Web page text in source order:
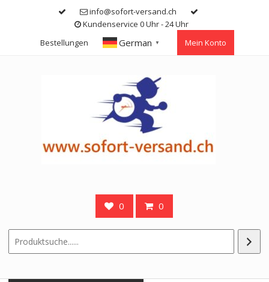
info@sofort-versand.ch
Kundenservice 0 Uhr - 24 Uhr
Bestellungen
German ▼ Mein Konto
0 0